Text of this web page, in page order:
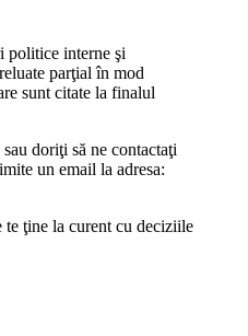
politice interne şi
parţial în mod
sunt citate la finalul
doriţi să ne contactaţi
un email la adresa:
te ţine la curent cu deciziile